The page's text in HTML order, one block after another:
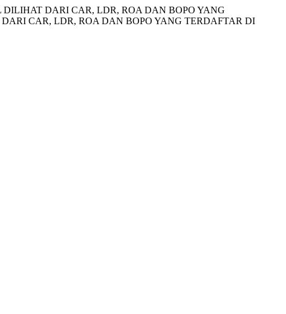
DILIHAT DARI CAR, LDR, ROA DAN BOPO YANG
CAR, LDR, ROA DAN BOPO YANG TERDAFTAR DI